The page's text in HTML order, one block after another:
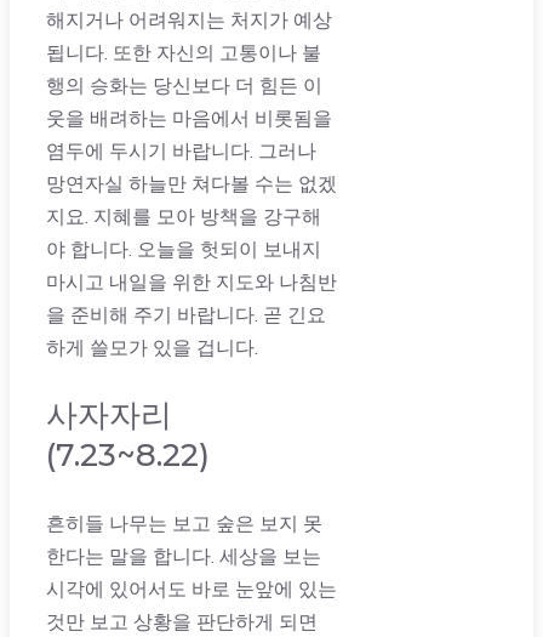
해지거나 어려워지는 처지가 예상
됩니다. 또한 자신의 고통이나 불
행의 승화는 당신보다 더 힘든 이
웃을 배려하는 마음에서 비롯됨을
염두에 두시기 바랍니다. 그러나
망연자실 하늘만 쳐다볼 수는 없겠
지요. 지혜를 모아 방책을 강구해
야 합니다. 오늘을 헛되이 보내지
마시고 내일을 위한 지도와 나침반
을 준비해 주기 바랍니다. 곧 긴요
하게 쓸모가 있을 겁니다.
사자자리
(7.23~8.22)
흔히들 나무는 보고 숲은 보지 못
한다는 말을 합니다. 세상을 보는
시각에 있어서도 바로 눈앞에 있는
것만 보고 상황을 판단하게 되면